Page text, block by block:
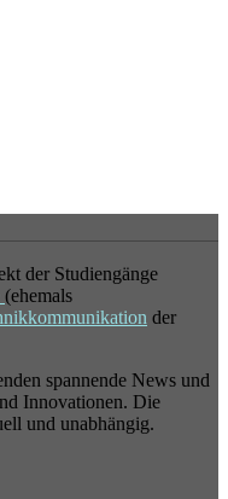
der Studiengänge
(ehemals
der
spannende News und
Innovationen. Die
und unabhängig.